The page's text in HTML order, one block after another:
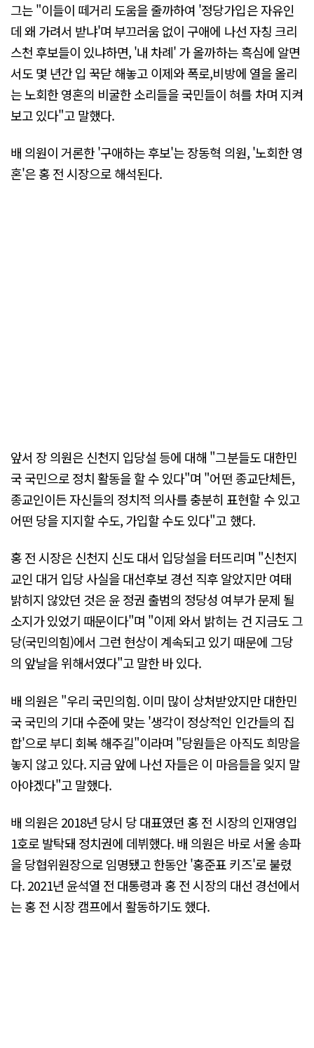
그는 "이들이 떼거리 도움을 줄까하여 '정당가입은 자유인
데 왜 가려서 받냐'며 부끄러움 없이 구애에 나선 자칭 크리
스천 후보들이 있냐하면, '내 차례' 가 올까하는 흑심에 알면
서도 몇 년간 입 꾹닫 해놓고 이제와 폭로,비방에 열을 올리
는 노회한 영혼의 비굴한 소리들을 국민들이 혀를 차며 지켜
보고 있다"고 말했다.
배 의원이 거론한 '구애하는 후보'는 장동혁 의원, '노회한 영
혼'은 홍 전 시장으로 해석된다.
앞서 장 의원은 신천지 입당설 등에 대해 "그분들도 대한민
국 국민으로 정치 활동을 할 수 있다"며 "어떤 종교단체든,
종교인이든 자신들의 정치적 의사를 충분히 표현할 수 있고
어떤 당을 지지할 수도, 가입할 수도 있다"고 했다.
홍 전 시장은 신천지 신도 대서 입당설을 터뜨리며 "신천지
교인 대거 입당 사실을 대선후보 경선 직후 알았지만 여태
밝히지 않았던 것은 윤 정권 출범의 정당성 여부가 문제 될
소지가 있었기 때문이다"며 "이제 와서 밝히는 건 지금도 그
당(국민의힘)에서 그런 현상이 계속되고 있기 때문에 그당
의 앞날을 위해서였다"고 말한 바 있다.
배 의원은 "우리 국민의힘. 이미 많이 상처받았지만 대한민
국 국민의 기대 수준에 맞는 '생각이 정상적인 인간들의 집
합'으로 부디 회복 해주길"이라며 "당원들은 아직도 희망을
놓지 않고 있다. 지금 앞에 나선 자들은 이 마음들을 잊지 말
아야겠다"고 말했다.
배 의원은 2018년 당시 당 대표였던 홍 전 시장의 인재영입
1호로 발탁돼 정치권에 데뷔했다. 배 의원은 바로 서울 송파
을 당협위원장으로 임명됐고 한동안 '홍준표 키즈'로 불렸
다. 2021년 윤석열 전 대통령과 홍 전 시장의 대선 경선에서
는 홍 전 시장 캠프에서 활동하기도 했다.